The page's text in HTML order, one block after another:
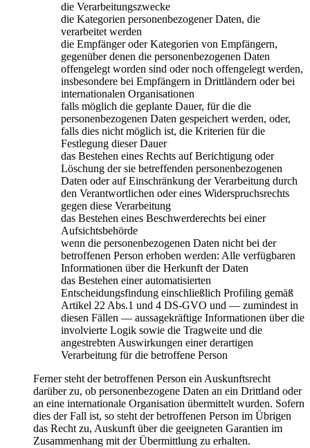
die Verarbeitungszwecke
die Kategorien personenbezogener Daten, die
verarbeitet werden
die Empfänger oder Kategorien von Empfängern,
gegenüber denen die personenbezogenen Daten
offengelegt worden sind oder noch offengelegt werden,
insbesondere bei Empfängern in Drittländern oder bei
internationalen Organisationen
falls möglich die geplante Dauer, für die die
personenbezogenen Daten gespeichert werden, oder,
falls dies nicht möglich ist, die Kriterien für die
Festlegung dieser Dauer
das Bestehen eines Rechts auf Berichtigung oder
Löschung der sie betreffenden personenbezogenen
Daten oder auf Einschränkung der Verarbeitung durch
den Verantwortlichen oder eines Widerspruchsrechts
gegen diese Verarbeitung
das Bestehen eines Beschwerderechts bei einer
Aufsichtsbehörde
wenn die personenbezogenen Daten nicht bei der
betroffenen Person erhoben werden: Alle verfügbaren
Informationen über die Herkunft der Daten
das Bestehen einer automatisierten
Entscheidungsfindung einschließlich Profiling gemäß
Artikel 22 Abs.1 und 4 DS-GVO und — zumindest in
diesen Fällen — aussagekräftige Informationen über die
involvierte Logik sowie die Tragweite und die
angestrebten Auswirkungen einer derartigen
Verarbeitung für die betroffene Person
Ferner steht der betroffenen Person ein Auskunftsrecht
darüber zu, ob personenbezogene Daten an ein Drittland oder
an eine internationale Organisation übermittelt wurden. Sofern
dies der Fall ist, so steht der betroffenen Person im Übrigen
das Recht zu, Auskunft über die geeigneten Garantien im
Zusammenhang mit der Übermittlung zu erhalten.